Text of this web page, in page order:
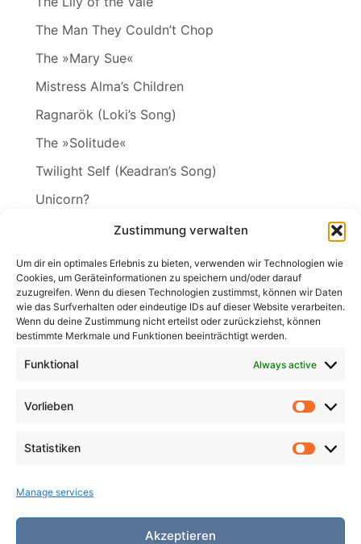
Zustimmung verwalten
Um dir ein optimales Erlebnis zu bieten, verwenden wir Technologien wie
Cookies, um Geräteinformationen zu speichern und/oder darauf
zuzugreifen. Wenn du diesen Technologien zustimmst, können wir Daten
wie das Surfverhalten oder eindeutige IDs auf dieser Website verarbeiten.
Wenn du deine Zustimmung nicht erteilst oder zurückziehst, können
bestimmte Merkmale und Funktionen beeinträchtigt werden.
Funktional Always active
Vorlieben
Statistiken
Manage services
Akzeptieren
The Man They Couldn’t Chop
The »Mary Sue«
Mistress Alma’s Children
Ragnarök (Loki’s Song)
The »Solitude«
Twilight Self (Keadran’s Song)
Unicorn?
Search
Search